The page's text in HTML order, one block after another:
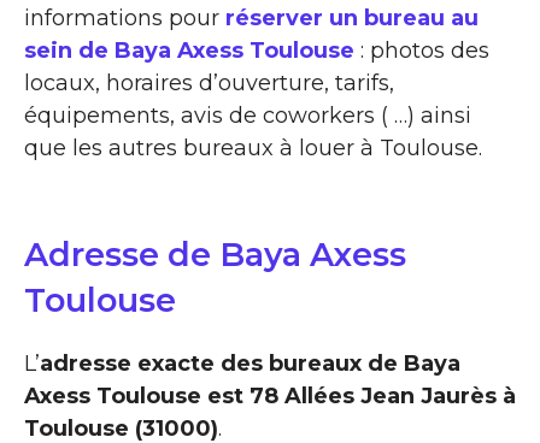
informations pour réserver un bureau au
sein de Baya Axess Toulouse : photos des
locaux, horaires d’ouverture, tarifs,
équipements, avis de coworkers ( …) ainsi
que les autres bureaux à louer à Toulouse.
Adresse de Baya Axess
Toulouse
L’adresse exacte des bureaux de Baya
Axess Toulouse est 78 Allées Jean Jaurès à
Toulouse (31000).